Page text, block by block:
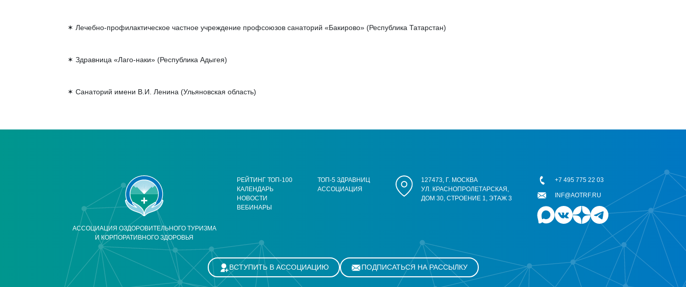
✶ Лечебно-профилактическое частное учреждение профсоюзов санаторий «Бакирово» (Республика Татарстан)
✶ Здравница «Лаго-наки» (Республика Адыгея)
✶ Санаторий имени В.И. Ленина (Ульяновская область)
АССОЦИАЦИЯ ОЗДОРОВИТЕЛЬНОГО ТУРИЗМА
И КОРПОРАТИВНОГО ЗДОРОВЬЯ
РЕЙТИНГ ТОП-100
КАЛЕНДАРЬ
НОВОСТИ
ВЕБИНАРЫ
ТОП-5 ЗДРАВНИЦ
АССОЦИАЦИЯ
127473, Г. МОСКВА
УЛ. КРАСНОПРОЛЕТАРСКАЯ,
ДОМ 30, СТРОЕНИЕ 1, ЭТАЖ 3
+7 495 775 22 03
INF@AOTRF.RU
ВСТУПИТЬ В АССОЦИАЦИЮ ПОДПИСАТЬСЯ НА РАССЫЛКУ